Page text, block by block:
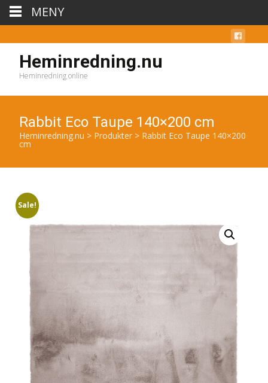
Heminredning.nu
Heminredning online
Rabbit Eco Taupe 140×200 cm
Heminredning.nu > Produkter > Rabbit Eco Taupe 140×200
cm
Sale!
MENY